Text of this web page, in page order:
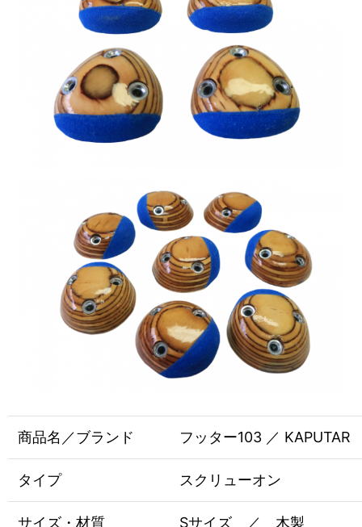
商品名／ブランド フッター103 ／ KAPUTAR
タイプ スクリューオン
サイズ・材質 Sサイズ ／ 木製